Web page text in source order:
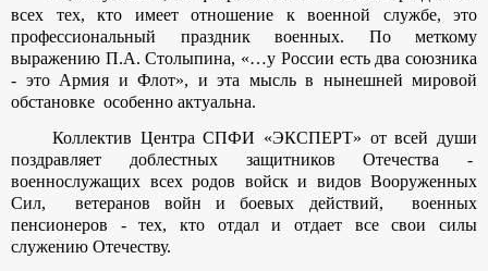
всех тех, кто имеет отношение к военной службе, это
профессиональный праздник военных. По меткому
выражению П.А. Столыпина, «…у России есть два союзника
- это Армия и Флот», и эта мысль в нынешней мировой
обстановке особенно актуальна.
Коллектив Центра СПФИ «ЭКСПЕРТ» от всей души
поздравляет доблестных защитников Отечества -
военнослужащих всех родов войск и видов Вооруженных
Сил, ветеранов войн и боевых действий, военных
пенсионеров - тех, кто отдал и отдает все свои силы
служению Отечеству.